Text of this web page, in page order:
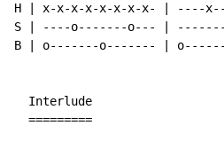
H | x-x-x-x-x-x-x-x- |
S | ----o-------o--- |
B | o-------o------- |
  Interlude
  =========